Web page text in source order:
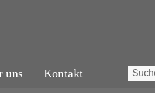
uns Kontakt
Suchen